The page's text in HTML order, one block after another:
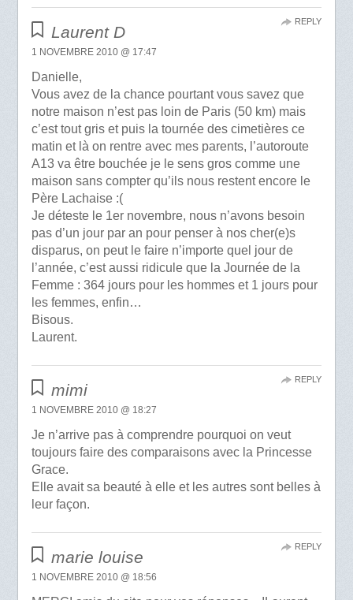
Laurent D
1 NOVEMBRE 2010 @ 17:47
Danielle,
Vous avez de la chance pourtant vous savez que
notre maison n’est pas loin de Paris (50 km) mais
c’est tout gris et puis la tournée des cimetières ce
matin et là on rentre avec mes parents, l’autoroute
A13 va être bouchée je le sens gros comme une
maison sans compter qu’ils nous restent encore le
Père Lachaise :(
Je déteste le 1er novembre, nous n’avons besoin
pas d’un jour par an pour penser à nos cher(e)s
disparus, on peut le faire n’importe quel jour de
l’année, c’est aussi ridicule que la Journée de la
Femme : 364 jours pour les hommes et 1 jours pour
les femmes, enfin…
Bisous.
Laurent.
REPLY
mimi
1 NOVEMBRE 2010 @ 18:27
Je n’arrive pas à comprendre pourquoi on veut
toujours faire des comparaisons avec la Princesse
Grace.
Elle avait sa beauté à elle et les autres sont belles à
leur façon.
REPLY
marie louise
1 NOVEMBRE 2010 @ 18:56
REPLY